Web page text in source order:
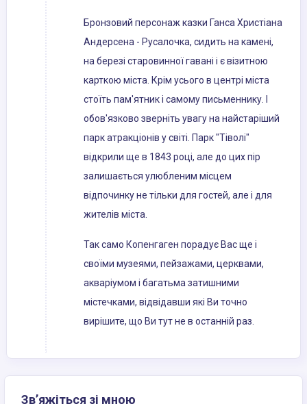
Бронзовий персонаж казки Ганса Христіана
Андерсена - Русалочка, сидить на камені,
на березі старовинної гавані і є візитною
карткою міста. Крім усього в центрі міста
стоїть пам'ятник і самому письменнику. І
обов'язково зверніть увагу на найстаріший
парк атракціонів у світі. Парк "Тіволі"
відкрили ще в 1843 році, але до цих пір
залишається улюбленим місцем
відпочинку не тільки для гостей, але і для
жителів міста.
Так само Копенгаген порадує Вас ще і
своїми музеями, пейзажами, церквами,
акваріумом і багатьма затишними
містечками, відвідавши які Ви точно
вирішите, що Ви тут не в останній раз.
Зв’яжіться зі мною